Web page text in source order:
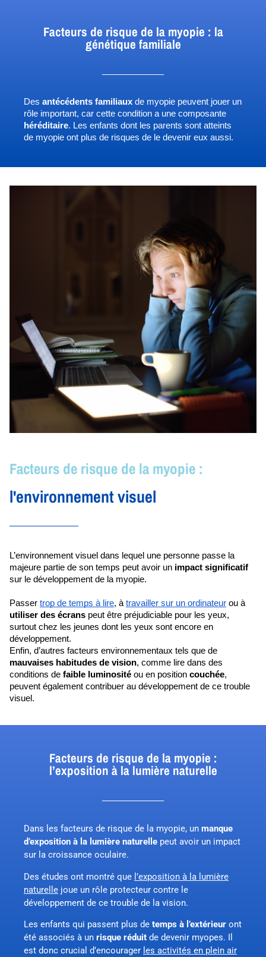
Facteurs de risque de la myopie : la
génétique familiale
Des antécédents familiaux de myopie peuvent jouer un
héréditaire. Les enfants dont les parents sont atteints
de myopie ont plus de risques de le devenir eux aussi.
Facteurs de risque de la myopie :
l'environnement visuel
L’environnement visuel dans lequel une personne passe la
majeure partie de son temps peut avoir un
sur le développement de la myopie.
Passer trop de temps à lire, à travailler sur un ordinateur
ou à
utiliser des écrans peut être préjudiciable pour les yeux,
surtout chez les jeunes dont les yeux sont encore en
développement.
mauvaises habitudes de vision, comme lire dans des
conditions de faible luminosité ou en position couchée,
peuvent également contribuer au développement de ce trouble
visuel.
Facteurs de risque de la myopie :
l’exposition à la lumière naturelle
Dans les facteurs de risque de la myopie, un manque
d’exposition à la lumière naturelle peut avoir un impact
sur la croissance oculaire.
Des études ont montré que l’exposition à la lumière
naturelle joue un rôle protecteur contre le
développement de ce trouble de la vision.
Les enfants qui passent plus de temps à l’extérieur ont
été associés à un risque réduit de devenir myopes. Il
est donc crucial d’encourager les activités en plein air